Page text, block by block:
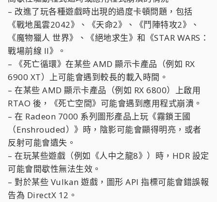
– 改進了玩各種遊戲時出現的過度卡頓問題，包括
《戰地風雲2042》、《天命2》、《鬥陣特攻2》、
《魔物獵人 世界》、《絕地求生》和《STAR WARS：
戰場前線 II》。
– 《死亡循環》在某些 AMD 顯示卡產品（例如 RX
6900 XT）上可能會遇到較長的載入時間。
– 在某些 AMD 顯示卡產品（例如 RX 6800）上啟用
RTAO 後，《死亡空間》可能會遇到應用程式崩潰。
– 在 Radeon 7000 系列圖形產品上玩《霧鎖王國
（Enshrouded）》時，陰影可能會顯得明亮，或者
反射可能會遺失。
– 在玩某些遊戲（例如《人中之龍8》）時，HDR 設定
可能會間歇性無法生效。
– 對於某些 Vulkan 遊戲，圖形 API 指標可能會錯誤報
告為 DirectX 12。